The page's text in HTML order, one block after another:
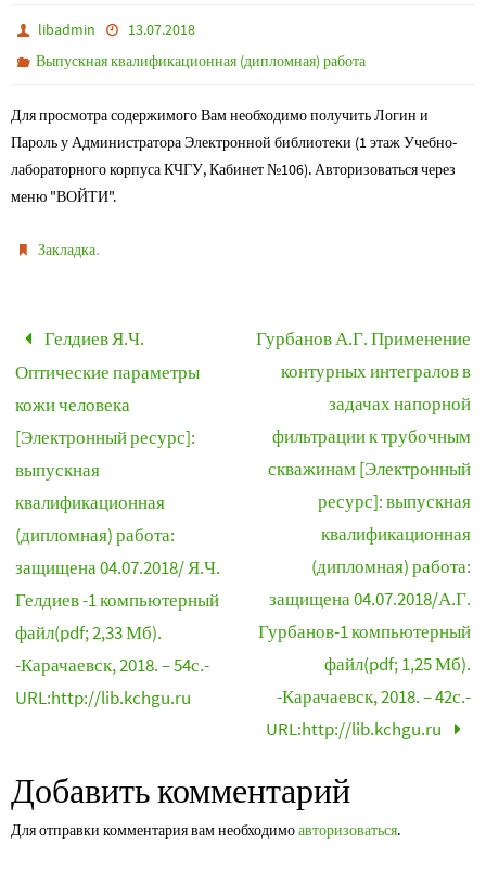
libadmin
13.07.2018
Выпускная квалификационная (дипломная) работа
Для просмотра содержимого Вам необходимо получить Логин и
Пароль у Администратора Электронной библиотеки (1 этаж Учебно-
лабораторного корпуса КЧГУ, Кабинет №106). Авторизоваться через
меню "ВОЙТИ".
Закладка.
Гелдиев Я.Ч.
Оптические параметры
кожи человека
[Электронный ресурс]:
выпускная
квалификационная
(дипломная) работа:
защищена 04.07.2018/ Я.Ч.
Гелдиев -1 компьютерный
файл(pdf; 2,33 Мб).
-Карачаевск, 2018. – 54с.-
URL:http://lib.kchgu.ru
Гурбанов А.Г. Применение
контурных интегралов в
задачах напорной
фильтрации к трубочным
скважинам [Электронный
ресурс]: выпускная
квалификационная
(дипломная) работа:
защищена 04.07.2018/А.Г.
Гурбанов-1 компьютерный
файл(pdf; 1,25 Мб).
-Карачаевск, 2018. – 42с.-
URL:http://lib.kchgu.ru
Добавить комментарий
Для отправки комментария вам необходимоавторизоваться.